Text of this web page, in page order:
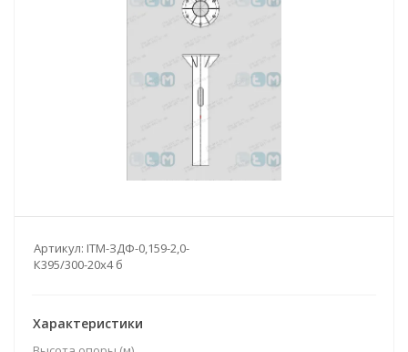
Артикул: ITM-ЗДФ-0,159-2,0-
К395/300-20х4 б
Характеристики